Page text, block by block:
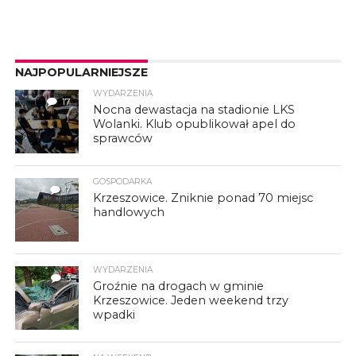
NAJPOPULARNIEJSZE
17
WYDARZENIA
Nocna dewastacja na stadionie LKS
Wolanki. Klub opublikował apel do
sprawców
7
GOSPODARKA
Krzeszowice. Zniknie ponad 70 miejsc
handlowych
3
WYDARZENIA
Groźnie na drogach w gminie
Krzeszowice. Jeden weekend trzy
wpadki